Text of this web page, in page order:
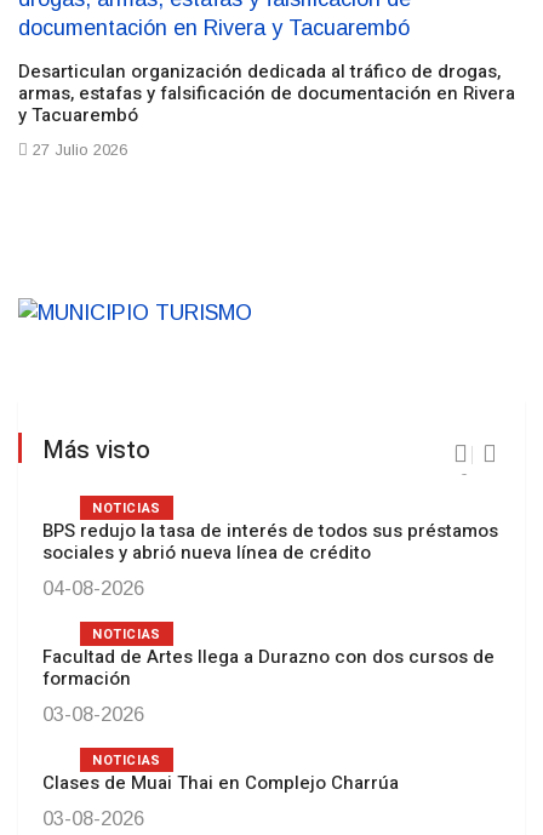
Desarticulan organización dedicada al tráfico de drogas,
armas, estafas y falsificación de documentación en Rivera
y Tacuarembó
27 Julio 2026
Más visto
Prev
BPS redujo la tasa de interés de todos sus préstamos
sociales y abrió nueva línea de crédito
04-08-2026
NOTICIAS
Facultad de Artes llega a Durazno con dos cursos de
formación
03-08-2026
NOTICIAS
Clases de Muai Thai en Complejo Charrúa
03-08-2026
NOTICIAS